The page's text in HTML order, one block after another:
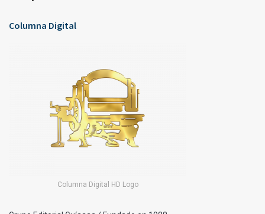
Columna Digital
Columna Digital HD Logo